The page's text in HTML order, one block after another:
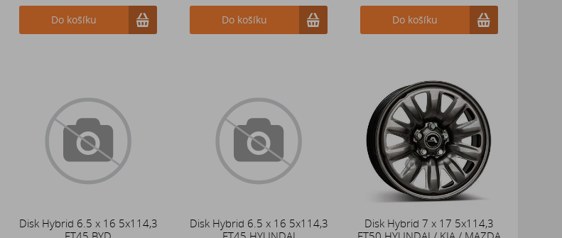
Do košíku Do košíku Do košíku
Disk Hybrid 6.5 x 16 5x114,3
Disk Hybrid 6.5 x 16 5x114,3
Disk Hybrid 7 x 17 5x114,3